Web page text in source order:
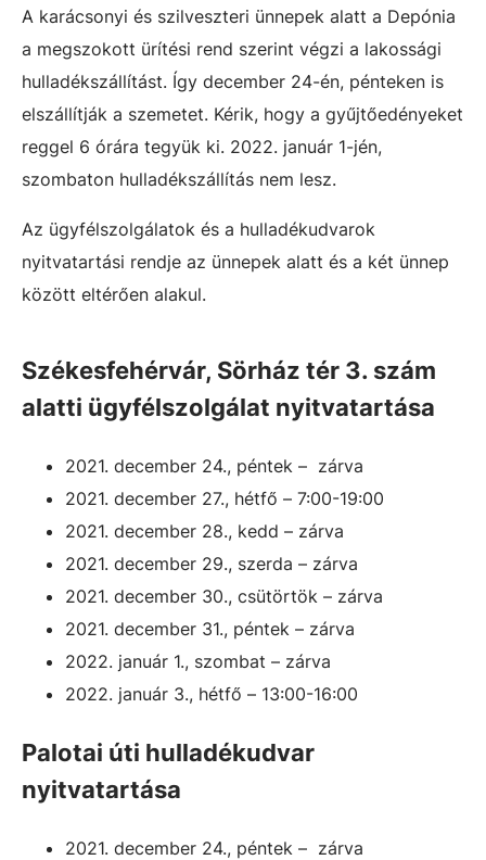
A karácsonyi és szilveszteri ünnepek alatt a Depónia
a megszokott ürítési rend szerint végzi a lakossági
hulladékszállítást. Így december 24-én, pénteken is
elszállítják a szemetet. Kérik, hogy a gyűjtőedényeket
reggel 6 órára tegyük ki. 2022. január 1-jén,
szombaton hulladékszállítás nem lesz.
Az ügyfélszolgálatok és a hulladékudvarok
nyitvatartási rendje az ünnepek alatt és a két ünnep
között eltérően alakul.
Székesfehérvár, Sörház tér 3. szám
alatti ügyfélszolgálat nyitvatartása
2021. december 24., péntek – zárva
2021. december 27., hétfő – 7:00-19:00
2021. december 28., kedd – zárva
2021. december 29., szerda – zárva
2021. december 30., csütörtök – zárva
2021. december 31., péntek – zárva
2022. január 1., szombat – zárva
2022. január 3., hétfő – 13:00-16:00
Palotai úti hulladékudvar
nyitvatartása
2021. december 24., péntek – zárva